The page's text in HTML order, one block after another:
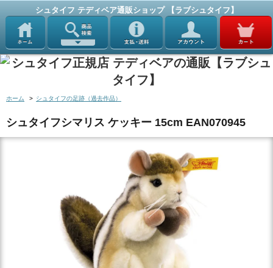
シュタイフ テディベア通販ショップ 【ラブシュタイフ】
ホーム > シュタイフの足跡（過去作品）
シュタイフシマリス ケッキー 15cm EAN070945